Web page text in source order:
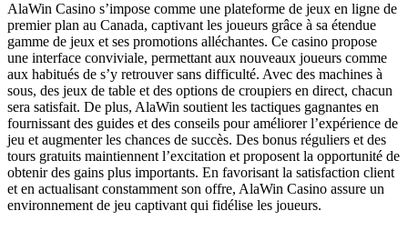
AlaWin Casino s’impose comme une plateforme de jeux en ligne de
premier plan au Canada, captivant les joueurs grâce à sa étendue
gamme de jeux et ses promotions alléchantes. Ce casino propose
une interface conviviale, permettant aux nouveaux joueurs comme
aux habitués de s’y retrouver sans difficulté. Avec des machines à
sous, des jeux de table et des options de croupiers en direct, chacun
sera satisfait. De plus, AlaWin soutient les tactiques gagnantes en
fournissant des guides et des conseils pour améliorer l’expérience de
jeu et augmenter les chances de succès. Des bonus réguliers et des
tours gratuits maintiennent l’excitation et proposent la opportunité de
obtenir des gains plus importants. En favorisant la satisfaction client
et en actualisant constamment son offre, AlaWin Casino assure un
environnement de jeu captivant qui fidélise les joueurs.